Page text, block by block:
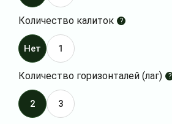
Количество калиток ?
Нет 1
Количество горизонталей (лаг) ?
2 3